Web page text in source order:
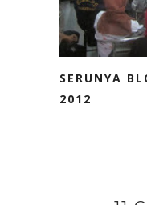
SERUNYA
2012